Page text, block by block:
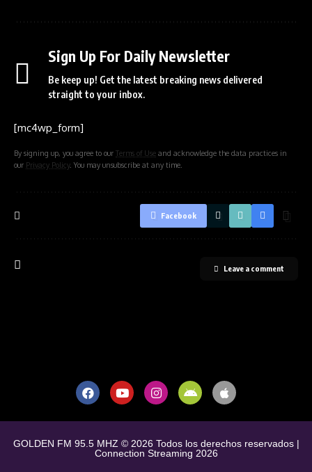
Sign Up For Daily Newsletter
Be keep up! Get the latest breaking news delivered
straight to your inbox.
[mc4wp_form]
By signing up, you agree to our Terms of Use and acknowledge the data practices in
our Privacy Policy. You may unsubscribe at any time.
Facebook
Leave a comment
GOLDEN FM 95.5 MHZ © 2026 Todos los derechos reservados |
Connection Streaming 2026